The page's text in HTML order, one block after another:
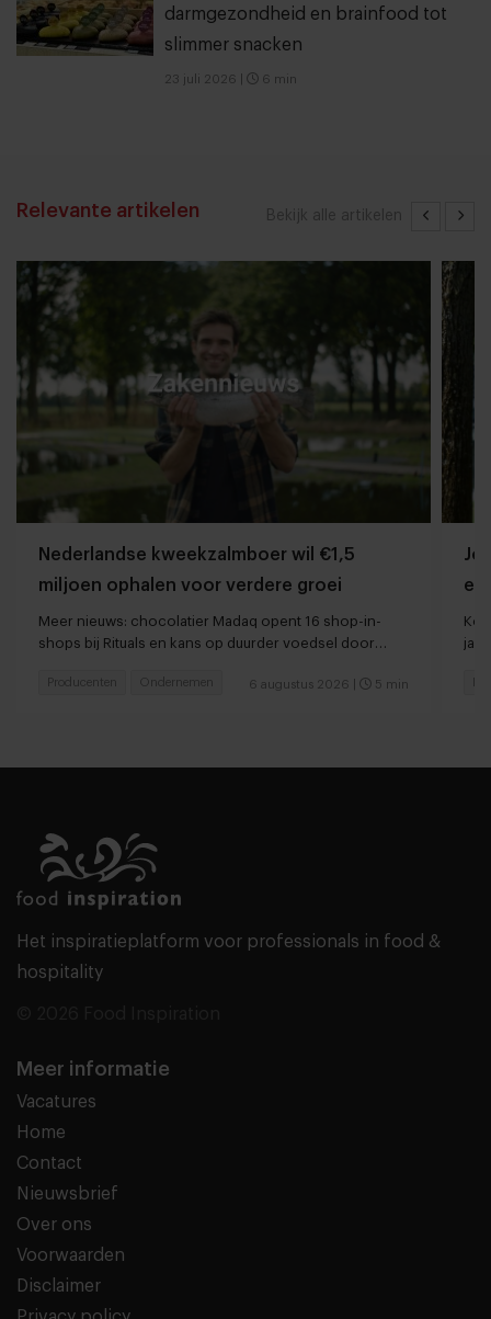
darmgezondheid en brainfood tot
slimmer snacken
23 juli 2026 6 min
Bekijk alle artikelen
Relevante artikelen
Nederlandse kweekzalmboer wil €1,5
miljoen ophalen voor verdere groei
Meer nieuws: chocolatier Madaq opent 16 shop-in-
shops bij Rituals en kans op duurder voedsel door
6 augustus 2026 5 min
Producenten Ondernemen
Het inspiratieplatform voor professionals in food &
hospitality
Meer informatie
Vacatures
Home
Contact
Nieuwsbrief
Over ons
Voorwaarden
Disclaimer